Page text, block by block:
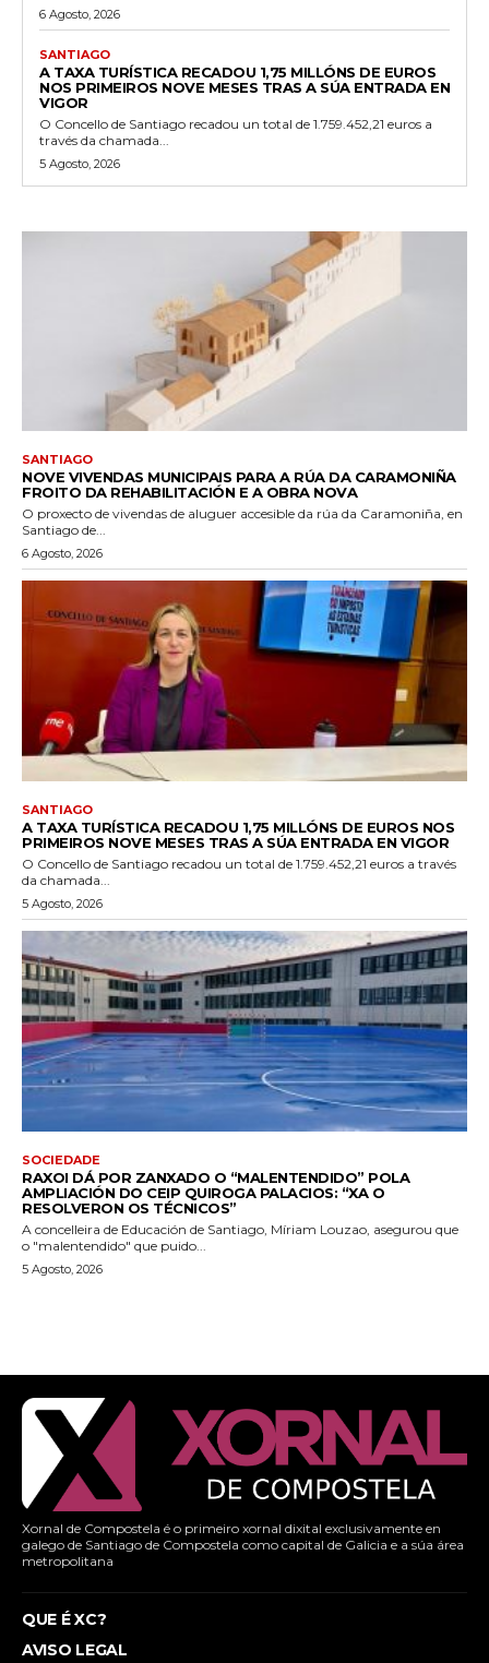
6 Agosto, 2026
SANTIAGO
A TAXA TURÍSTICA RECADOU 1,75 MILLÓNS DE EUROS
NOS PRIMEIROS NOVE MESES TRAS A SÚA ENTRADA EN
VIGOR
O Concello de Santiago recadou un total de 1.759.452,21 euros a
través da chamada...
5 Agosto, 2026
SANTIAGO
NOVE VIVENDAS MUNICIPAIS PARA A RÚA DA CARAMONIÑA
FROITO DA REHABILITACIÓN E A OBRA NOVA
O proxecto de vivendas de aluguer accesible da rúa da Caramoniña, en
Santiago de...
6 Agosto, 2026
SANTIAGO
A TAXA TURÍSTICA RECADOU 1,75 MILLÓNS DE EUROS NOS
PRIMEIROS NOVE MESES TRAS A SÚA ENTRADA EN VIGOR
O Concello de Santiago recadou un total de 1.759.452,21 euros a través
da chamada...
5 Agosto, 2026
SOCIEDADE
RAXOI DÁ POR ZANXADO O “MALENTENDIDO” POLA
AMPLIACIÓN DO CEIP QUIROGA PALACIOS: “XA O
RESOLVERON OS TÉCNICOS”
A concelleira de Educación de Santiago, Míriam Louzao, asegurou que
o "malentendido" que puido...
5 Agosto, 2026
Xornal de Compostela é o primeiro xornal dixital exclusivamente en
galego de Santiago de Compostela como capital de Galicia e a súa área
metropolitana
QUE É XC?
AVISO LEGAL